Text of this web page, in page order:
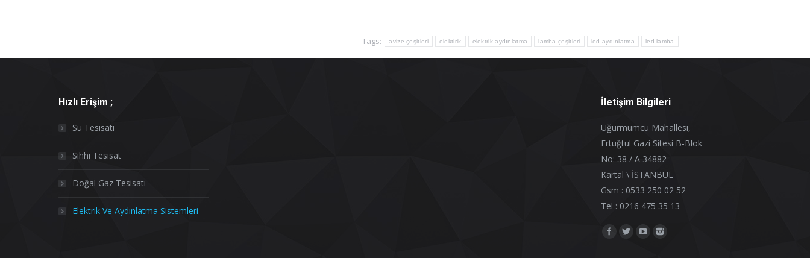
Tags: avize çeşitleri elektirik elektrik aydınlatma lamba çeşitleri led aydınlatma led lamba
Hızlı Erişim ;
Su Tesisatı
Sıhhi Tesisat
Doğal Gaz Tesisatı
Elektrik Ve Aydınlatma Sistemleri
İletişim Bilgileri
Uğurmumcu Mahallesi,
Ertuğtul Gazi Sitesi B-Blok
No: 38 / A 34882
Kartal \ İSTANBUL
Gsm : 0533 250 02 52
Tel : 0216 475 35 13
Find us on: